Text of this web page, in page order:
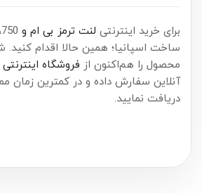
برای خرید اینترنتی لنت ترمز بی ام و
ساخت اسپانیا؛ همین حالا اقدام کنید.
محصول را هم‌اکنون از فروشگاه
آنلاین سفارش داده و در کمترین زمان
دریافت نمایید.